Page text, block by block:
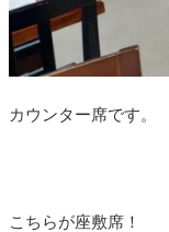
カウンター席です。
こちらが座敷席！